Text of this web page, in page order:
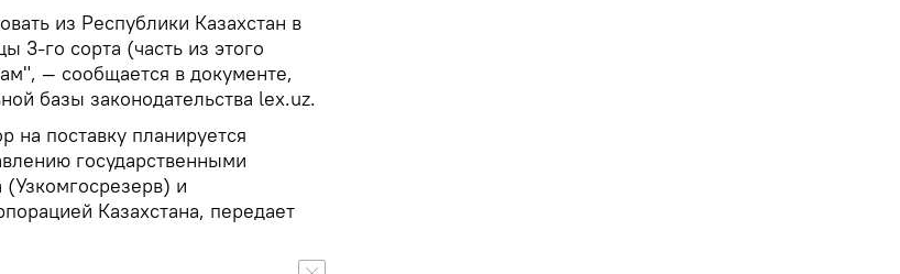
из Республики Казахстан в
3-го сорта (часть из этого
— сообщается в документе,
базы законодательства lex.uz.
на поставку планируется
государственными
и
Казахстана, передает